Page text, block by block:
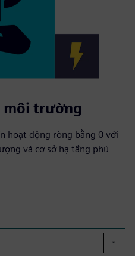
môi trường
hoạt động ròng bằng 0 với
và cơ sở hạ tầng phù